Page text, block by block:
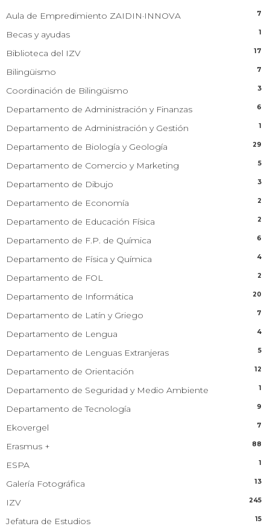
Aula de Empredimiento ZAIDIN·INNOVA
7
Becas y ayudas 1
Biblioteca del IZV 17
Bilingüismo 7
Coordinación de Bilingüismo 3
Departamento de Administración y Finanzas 6
Departamento de Administración y Gestión 1
Departamento de Biología y Geología 29
Departamento de Comercio y Marketing 5
Departamento de Dibujo 3
Departamento de Economía 2
Departamento de Educación Física 2
Departamento de F.P. de Química 6
Departamento de Física y Química 4
Departamento de FOL 2
Departamento de Informática 20
Departamento de Latín y Griego 7
Departamento de Lengua 4
Departamento de Lenguas Extranjeras 5
Departamento de Orientación 12
Departamento de Seguridad y Medio Ambiente 1
Departamento de Tecnología 9
Ekovergel 7
Erasmus + 88
ESPA 1
Galería Fotográfica 13
IZV 245
Jefatura de Estudios 15